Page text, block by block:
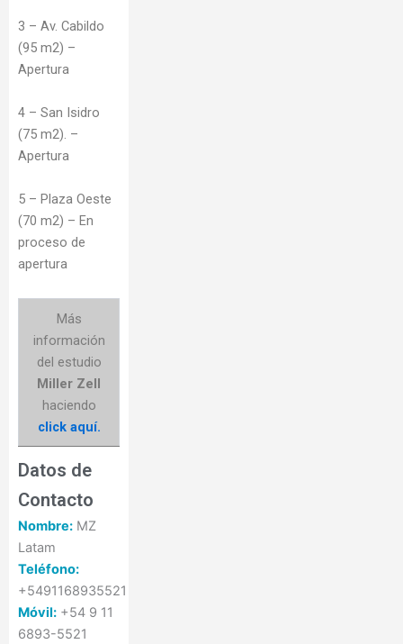
3 – Av. Cabildo
(95 m2) –
Apertura
4 – San Isidro
(75 m2). –
Apertura
5 – Plaza Oeste
(70 m2) – En
proceso de
apertura
Más
información
del estudio
Miller Zell
haciendo
click aquí.
Datos de
Contacto
Nombre: MZ
Latam
Teléfono:
+5491168935521
Móvil: +54 9 11
6893-5521